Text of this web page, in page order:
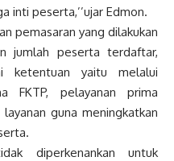
inti peserta,’’ujar Edmon.
pemasaran yang dilakukan
jumlah peserta terdaftar,
ketentuan yaitu melalui
FKTP, pelayanan prima
guna meningkatkan
diperkenankan untuk